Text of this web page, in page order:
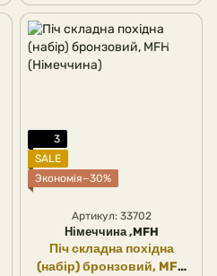
3
SALE
Экономія−30%
Артикул: 33702
Німеччина ,MFH
Піч складна похідна
(набір) бронзовий, MFH